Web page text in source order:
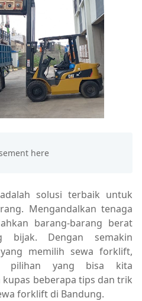
adalah solusi terbaik untuk
Mengandalkan tenaga
barang-barang berat
bijak. Dengan semakin
memilih sewa forklift,
pilihan yang bisa kita
beberapa tips dan trik
forklift di Bandung.